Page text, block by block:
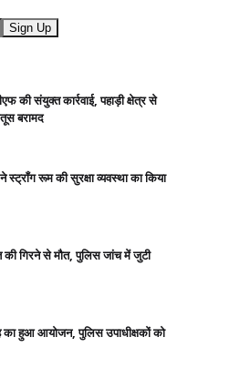
की संयुक्त कार्रवाई, पहाड़ी क्षेत्र से
बरामद
स्ट्रॉंग रूम की सुरक्षा व्यवस्था का किया
की गिरने से मौत, पुलिस जांच में जुटी
का हुआ आयोजन, पुलिस उपाधीक्षकों को